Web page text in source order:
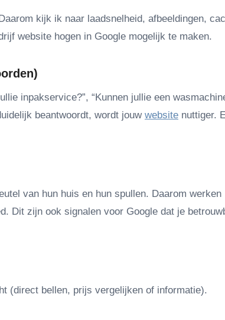
kijk ik naar laadsnelheid, afbeeldingen,
website hogen in Google mogelijk te maken.
inpakservice?”, “Kunnen jullie een
beantwoordt, wordt jouw website nuttiger.
van hun huis en hun spullen. Daarom werken
Dit zijn ook signalen voor Google dat je
(direct bellen, prijs vergelijken of informatie).